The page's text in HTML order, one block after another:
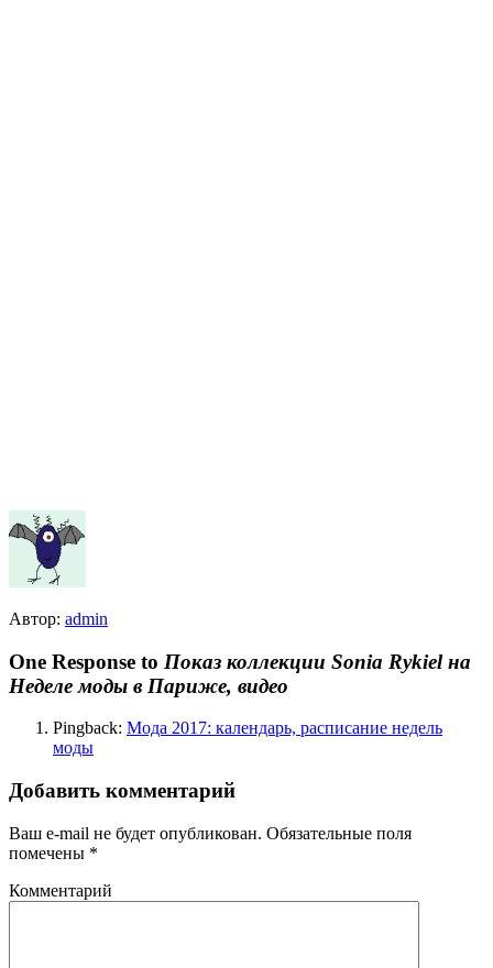
Автор: admin
One Response to Показ коллекции Sonia Rykiel на
Неделе моды в Париже, видео
Pingback: Мода 2017: календарь, расписание недель
моды
Добавить комментарий
Ваш e-mail не будет опубликован. Обязательные поля
помечены *
Комментарий